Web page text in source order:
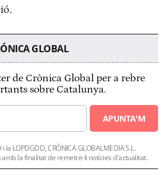
GLOBAL
de Crònica Global per a rebre
sobre Catalunya.
APUNTA'M
LOPDGDD, CRÒNICA GLOBALMEDIA S.L.
la finalitat de remetre-li notícies d'actualitat.